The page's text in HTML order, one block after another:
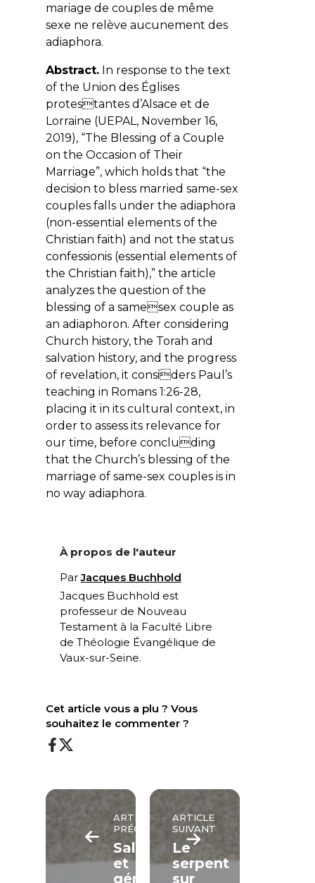
mariage de couples de même
sexe ne relève aucunement des
adiaphora.
Abstract.In response to the text
of the Union des Églises
protestantes d’Alsace et de
Lorraine (UEPAL, November 16,
2019), “The Blessing of a Couple
on the Occasion of Their
Marriage”, which holds that “the
decision to bless married same-sex
couples falls under the adiaphora
(non-essential elements of the
Christian faith) and not the status
confessionis (essential elements of
the Christian faith),” the article
analyzes the question of the
blessing of a samesex couple as
an adiaphoron. After considering
Church history, the Torah and
salvation history, and the progress
of revelation, it considers Paul’s
teaching in Romans 1:26-28,
placing it in its cultural context, in
order to assess its relevance for
our time, before concluding
that the Church’s blessing of the
marriage of same-sex couples is in
no way adiaphora.
À propos de l'auteur
ParJacques Buchhold
Jacques Buchhold est
professeur de Nouveau
Testament à la Faculté Libre
de Théologie Évangélique de
Vaux-sur-Seine.
Cet article vous a plu ? Vous
souhaitez le commenter ?
ARTICLE
PRÉCÉDENT
Salut
et
générosité
ARTICLE
SUIVANT
Le
serpent
sur